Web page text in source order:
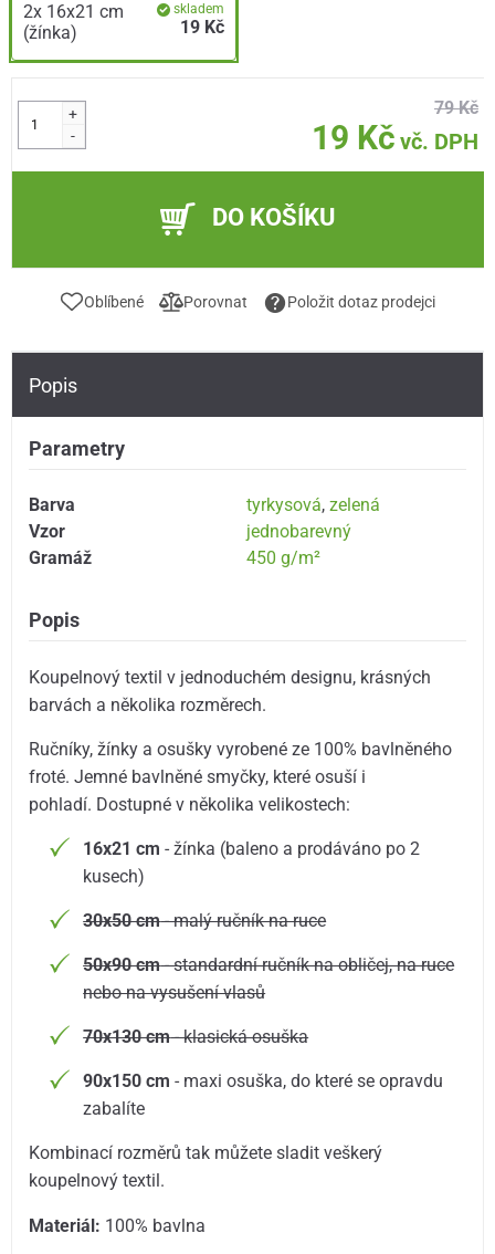
2x 16x21 cm
(žínka)
skladem
19 Kč
+
-
79 Kč
19 Kč vč. DPH
DO KOŠÍKU
Oblíbené Porovnat Položit dotaz prodejci
Popis
Parametry
Barva tyrkysová,zelená
Vzor
jednobarevný
Gramáž
450 g/m²
Popis
Koupelnový textil v jednoduchém designu, krásných
barvách a několika rozměrech.
Ručníky, žínky a osušky vyrobené ze 100% bavlněného
froté. Jemné bavlněné smyčky, které osuší i
pohladí. Dostupné v několika velikostech:
16x21 cm - žínka (baleno a prodáváno po 2
kusech)
30x50 cm- malý ručník na ruce
50x90 cm- standardní ručník na obličej, na ruce
nebo na vysušení vlasů
70x130 cm- klasická osuška
90x150 cm - maxi osuška, do které se opravdu
zabalíte
Kombinací rozměrů tak můžete sladit veškerý
koupelnový textil.
Materiál: 100% bavlna